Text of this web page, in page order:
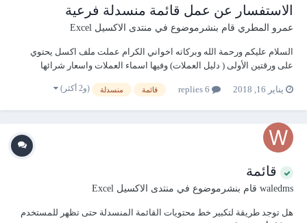
الاستفسار عن عمل قائمة منسدلة فرعية
عمرو المطري قام بنشرموضوع في منتدى الاكسيل Excel
السلام عليكم ورحمة الله وبركاته اخواني الكرام عملت ملف اكسل يحتوي
على ورقتين الأولى ( دليل العملات) وفيها اسماء العملات واسعار شرائها
قائمة منسدلة في عمود العملة تأخذ بياناتها من الورقة الاولى , بح...
يناير 16, 2018 قائمة منسدلة (و2 أكثر)
قائمة
waledms قام بنشرموضوع في منتدى الاكسيل Excel
هل توجد طريقة لتكبير خط محتويات القائمة المنسدلة حتى تظهر للمستخدم